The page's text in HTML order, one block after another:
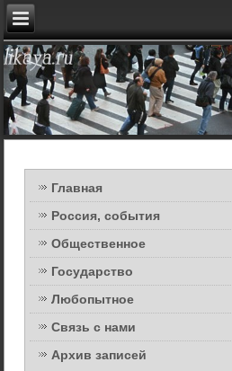
Главная
Россия, события
Общественное
Государство
Любопытное
Связь с нами
Архив записей